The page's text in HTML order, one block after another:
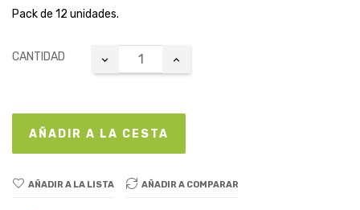
Pack de 12 unidades.
CANTIDAD
AÑADIR A LA CESTA
AÑADIR A LA LISTA AÑADIR A COMPARAR